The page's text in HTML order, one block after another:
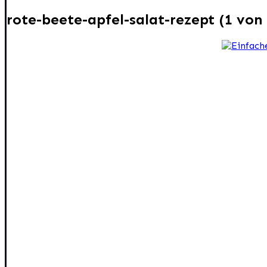
rote-beete-apfel-salat-rezept (1 von